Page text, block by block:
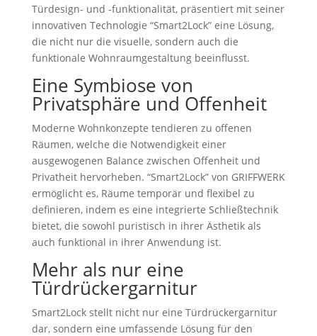
Türdesign- und -funktionalität, präsentiert mit seiner
innovativen Technologie “Smart2Lock” eine Lösung,
die nicht nur die visuelle, sondern auch die
funktionale Wohnraumgestaltung beeinflusst.
Eine Symbiose von
Privatsphäre und Offenheit
Moderne Wohnkonzepte tendieren zu offenen
Räumen, welche die Notwendigkeit einer
ausgewogenen Balance zwischen Offenheit und
Privatheit hervorheben. “Smart2Lock” von GRIFFWERK
ermöglicht es, Räume temporär und flexibel zu
definieren, indem es eine integrierte Schließtechnik
bietet, die sowohl puristisch in ihrer Ästhetik als
auch funktional in ihrer Anwendung ist.
Mehr als nur eine
Türdrückergarnitur
Smart2Lock stellt nicht nur eine Türdrückergarnitur
dar, sondern eine umfassende Lösung für den